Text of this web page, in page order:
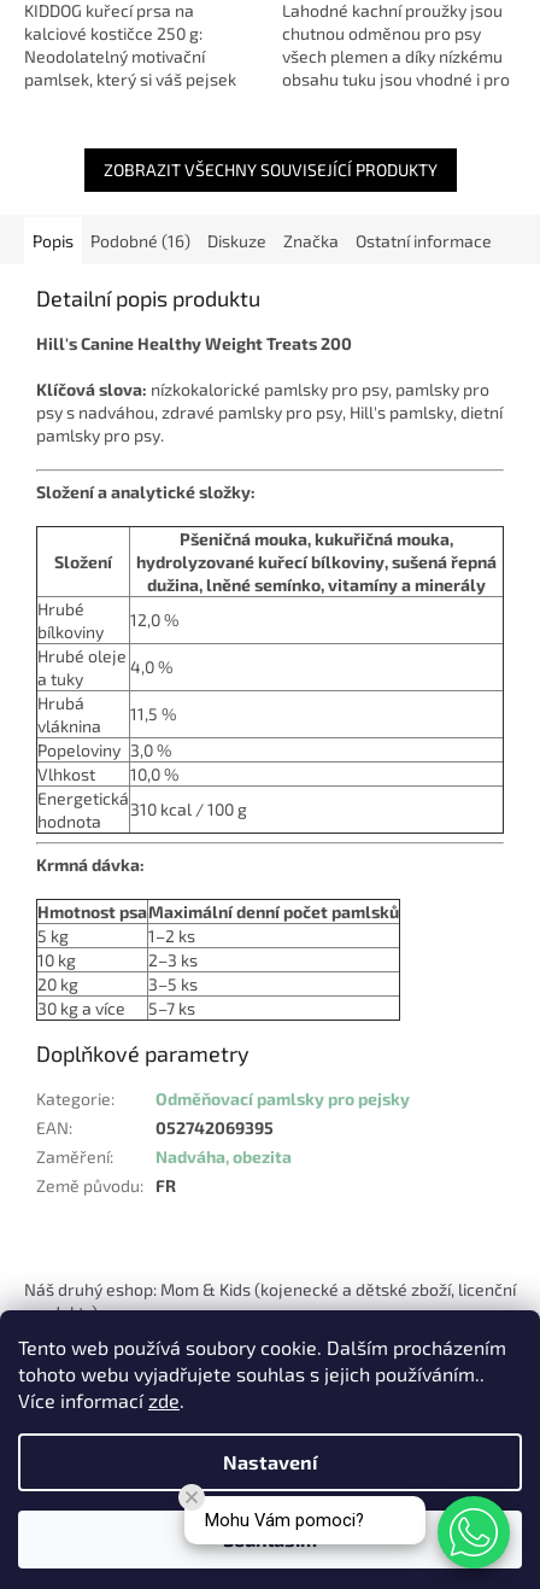
Tento web používá soubory cookie. Dalším procházením
tohoto webu vyjadřujete souhlas s jejich používáním..
Více informacízde.
Nastavení
Souhlasím
KIDDOG kuřecí prsa na
kalciové kostičce 250 g:
Neodolatelný motivační
pamlsek, který si váš pejsek
zpestřením jídelníčku...
Lahodné kachní proužky jsou
chutnou odměnou pro psy
všech plemen a díky nízkému
obsahu tuku jsou vhodné i pro
smysly i...
ZOBRAZIT VŠECHNY SOUVISEJÍCÍ PRODUKTY
Popis Podobné (16) Diskuze Značka Ostatní informace
Detailní popis produktu
Hill's Canine Healthy Weight Treats 200
Klíčová slova: nízkokalorické pamlsky pro psy, pamlsky pro
psy s nadváhou, zdravé pamlsky pro psy, Hill's pamlsky, dietní
pamlsky pro psy.
Složení a analytické složky:
Složení
Pšeničná mouka, kukuřičná mouka,
hydrolyzované kuřecí bílkoviny, sušená řepná
dužina, lněné semínko, vitamíny a minerály
Hrubé
bílkoviny
12,0 %
Hrubé oleje
a tuky
4,0 %
Hrubá
vláknina
11,5 %
Popeloviny 3,0 %
Vlhkost
10,0 %
Energetická
hodnota
310 kcal / 100 g
Krmná dávka:
Hmotnost psaMaximální denní počet pamlsků
5 kg
1–2 ks
10 kg
2–3 ks
20 kg
3–5 ks
30 kg a více
5–7 ks
Doplňkové parametry
Kategorie:
Odměňovací pamlsky pro pejsky
EAN:
052742069395
Zaměření:
Nadváha, obezita
Země původu: FR
p
Náš druhý eshop: Mom & Kids (kojenecké a dětské zboží, licenční
produkty)
Vytvořil Shoptet
Copyright 2026Pets Hits. Všechna práva vyhrazena.
Mohu Vám pomoci?